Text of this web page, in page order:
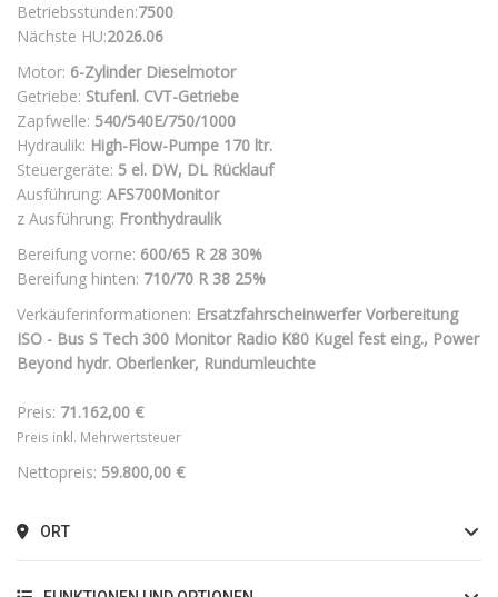
Betriebsstunden:7500
Nächste HU:2026.06
Motor: 6-Zylinder Dieselmotor
Getriebe: Stufenl. CVT-Getriebe
Zapfwelle: 540/540E/750/1000
Hydraulik: High-Flow-Pumpe 170 ltr.
Steuergeräte: 5 el. DW, DL Rücklauf
Ausführung: AFS700Monitor
z Ausführung: Fronthydraulik
Bereifung vorne: 600/65 R 28 30%
Bereifung hinten: 710/70 R 38 25%
Verkäuferinformationen: Ersatzfahrscheinwerfer Vorbereitung
ISO - Bus S Tech 300 Monitor Radio K80 Kugel fest eing., Power
Beyond hydr. Oberlenker, Rundumleuchte
Preis: 71.162,00 €
Preis inkl. Mehrwertsteuer
Nettopreis: 59.800,00 €
ORT